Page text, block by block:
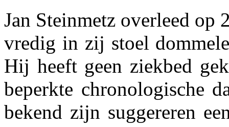
Jan Steinmetz overleed op
vredig in zij stoel
Hij heeft geen ziekbed
beperkte chronologische
bekend zijn suggereren